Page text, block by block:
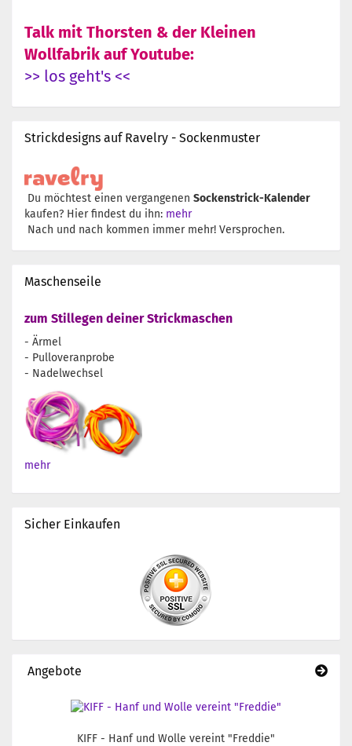
Talk mit Thorsten & der Kleinen
Wollfabrik auf Youtube:
>> los geht's <<
Strickdesigns auf Ravelry - Sockenmuster
Du möchtest einen vergangenen Sockenstrick-Kalender
kaufen? Hier findest du ihn: mehr
Nach und nach kommen immer mehr! Versprochen.
Maschenseile
zum Stillegen deiner Strickmaschen
- Ärmel
- Pulloveranprobe
- Nadelwechsel
mehr
Sicher Einkaufen
Angebote
KIFF - Hanf und Wolle vereint "Freddie"